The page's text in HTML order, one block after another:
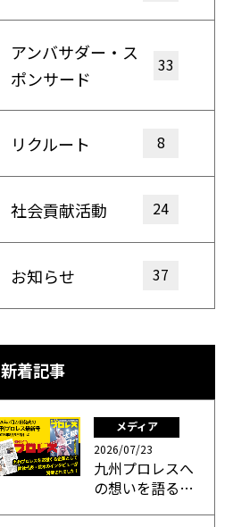
アンバサダー・ス
ポンサード
33
リクルート 8
社会貢献活動 24
お知らせ 37
新着記事
メディア
2026/07/23
九州プロレスへ
の想いを語る…